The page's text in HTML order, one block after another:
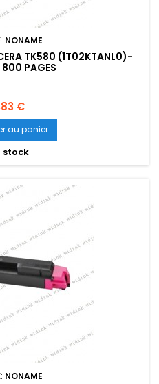
NONAME
TK580 (1T02KTANL0)-
PAGES
€
au panier
stock
NONAME